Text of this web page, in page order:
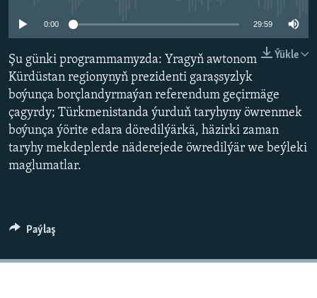
0:00 29:59
Ýükle
Şu günki programmamyzda: Yragyň awtonom
Kürdüstan regionynyň prezidenti garaşsyzlyk
boýunça borçlandyrmaýan referendum geçirmäge
çagyrdy; Türkmenistanda ýurduň taryhyny öwrenmek
boýunça ýörite edara döredilýärkä, häzirki zaman
taryhy mekdeplerde näderejede öwredilýär we beýleki
maglumatlar.
Paýlaş